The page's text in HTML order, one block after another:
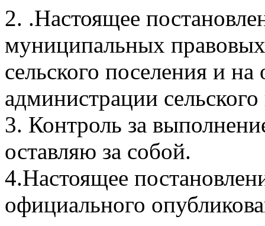
2. .Настоящее
муниципальных правовых
сельского поселения и
администрации
3. Контроль за
оставляю за собой.
4.Настоящее
официального